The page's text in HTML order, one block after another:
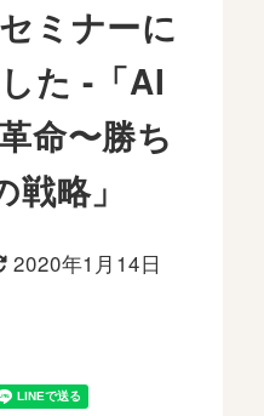
ミナーに
た -「AI
命〜勝ち
略」
新日
2020年1月14日